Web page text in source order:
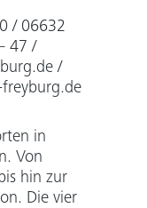
/ 06632
47 /
/
in
Von
hin zur
Die vier